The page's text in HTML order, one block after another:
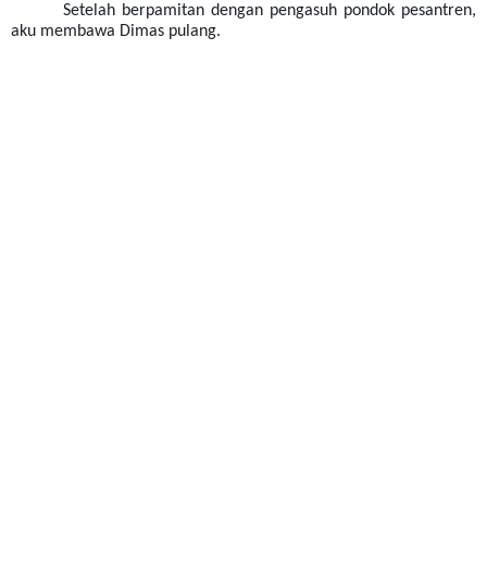
Setelah berpamitan dengan pengasuh pondok pesantren,
aku membawa Dimas pulang.